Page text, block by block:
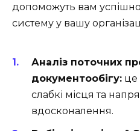
допоможуть вам
систему у вашу
Аналіз поточних
документообігу: це
слабкі місця та
вдосконалення.